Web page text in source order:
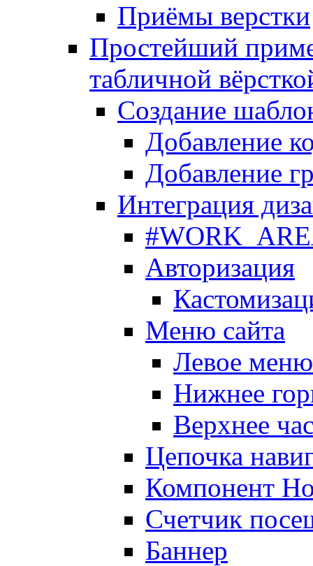
Приёмы верстки
Простейший
табличной
Создание
Добавление
Добавление
Интеграция
Авторизация
Меню сайта
Левое меню
Нижнее
Верхнее
Цепочка
Компонент
Счетчик
Баннер